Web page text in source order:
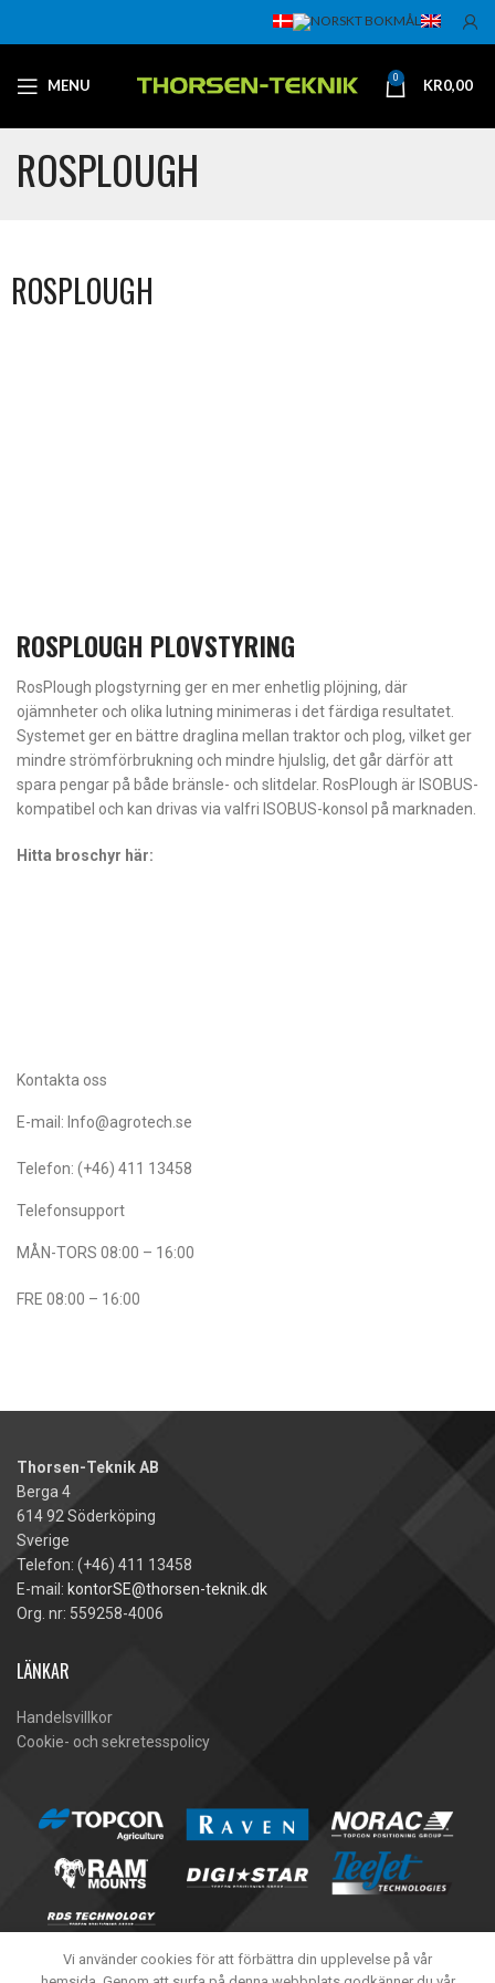
MENU 0 KR0,00
ROSPLOUGH
ROSPLOUGH
ROSPLOUGH PLOVSTYRING
RosPlough plogstyrning ger en mer enhetlig plöjning, där
ojämnheter och olika lutning minimeras i det färdiga resultatet.
Systemet ger en bättre draglina mellan traktor och plog, vilket ger
mindre strömförbrukning och mindre hjulslig, det går därför att
spara pengar på både bränsle- och slitdelar. RosPlough är ISOBUS-
kompatibel och kan drivas via valfri ISOBUS-konsol på marknaden.
Hitta broschyr här:
Kontakta oss
E-mail: Info@agrotech.se
Telefon: (+46) 411 13458
Telefonsupport
MÅN-TORS 08:00 – 16:00
FRE 08:00 – 16:00
Thorsen-Teknik AB
Berga 4
614 92 Söderköping
Sverige
Telefon: (+46) 411 13458
E-mail: kontorSE@thorsen-teknik.dk
Org. nr: 559258-4006
LÄNKAR
Handelsvillkor
Cookie- och sekretesspolicy
Vi använder cookies för att förbättra din upplevelse på vår